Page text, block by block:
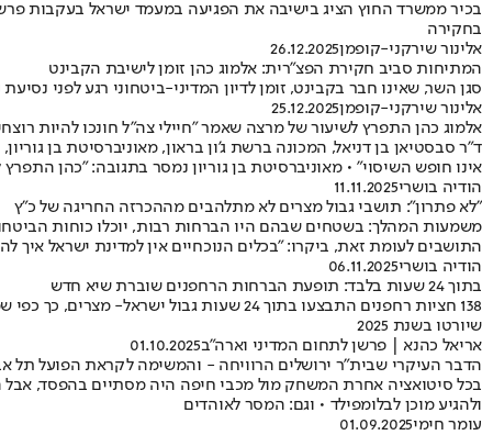
בחקירה
אלינור שירקני-קופמן26.12.2025
המתיחות סביב חקירת הפצ"רית: אלמוג כהן זומן לישיבת הקבינט
סגן השר, שאינו חבר בקבינט, זומן לדיון המדיני-ביטחוני רגע לפני
אלינור שירקני-קופמן25.12.2025
אלמוג כהן התפרץ לשיעור של מרצה שאמר "חיילי צה"ל חונכו להיות
ד"ר סבסטיאן בן דניאל, המכונה ברשת ג'ון בראון, מאוניברסיטת בן
אינו חופש השיסוי" • מאוניברסיטת בן גוריון נמסר בתגובה: "כהן
הודיה בושרי11.11.2025
"לא פתרון": תושבי גבול מצרים לא מתלהבים מההכרזה החריגה של כ"ץ
משמעות המהלך: בשטחים שבהם היו הברחות רבות, יוכלו כוחות
התושבים לעומת זאת, ביקרו: "בכלים הנוכחיים אין למדינת ישראל איך
הודיה בושרי06.11.2025
בתוך 24 שעות בלבד: תופעת הברחות הרחפנים שוברת שיא חדש
שיורטו בשנת 2025
אריאל כהנא | פרשן לתחום המדיני וארה"ב01.10.2025
הדבר העיקרי שבית"ר ירושלים הרוויחה - והמשימה לקראת הפועל תל
בכל סיטואציה אחרת המשחק מול מכבי חיפה היה מסתיים בהפסד, אבל
ולהגיע מוכן לבלומפילד • וגם: המסר לאוהדים
עומר חימי01.09.2025